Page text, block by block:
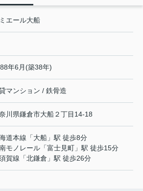
エール大船
年6月(築38年)
マンション / 鉄骨造
川県鎌倉市大船２丁目14-18
道本線 「大船 」駅 徒歩8分
モノレール 「富士見町 」駅 徒歩15分
賀線 「北鎌倉 」駅 徒歩26分